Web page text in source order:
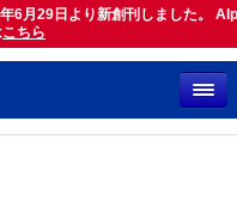
6月29日より新創刊しました。
ちら
6月29日より新創刊しました。
こちら